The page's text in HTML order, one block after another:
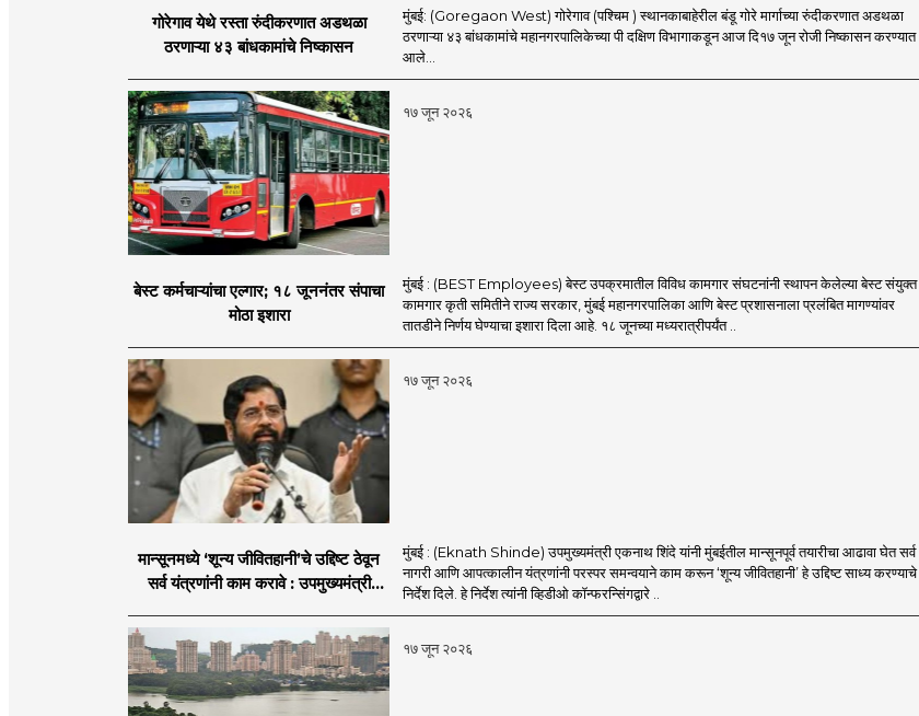
गोरेगाव येथे रस्ता रुंदीकरणात अडथळा
ठरणाऱ्या ४३ बांधकामांचे निष्कासन
मुंबई: (Goregaon West) गोरेगाव (पश्चिम ) स्थानकाबाहेरील बंडू गोरे मार्गाच्या रुंदीकरणात अडथळा
ठरणाऱ्या ४३ बांधकामांचे महानगरपालिकेच्या पी दक्षिण विभागाकडून आज दि१७ जून रोजी निष्कासन करण्यात
आले...
१७ जून २०२६
बेस्ट कर्मचाऱ्यांचा एल्गार; १८ जूननंतर संपाचा
मोठा इशारा
मुंबई : (BEST Employees) बेस्ट उपक्रमातील विविध कामगार संघटनांनी स्थापन केलेल्या बेस्ट संयुक्त
कामगार कृती समितीने राज्य सरकार, मुंबई महानगरपालिका आणि बेस्ट प्रशासनाला प्रलंबित मागण्यांवर
तातडीने निर्णय घेण्याचा इशारा दिला आहे. १८ जूनच्या मध्यरात्रीपर्यंत ..
१७ जून २०२६
मान्सूनमध्ये ‘शून्य जीवितहानी’चे उद्दिष्ट ठेवून
सर्व यंत्रणांनी काम करावे : उपमुख्यमंत्री
मुंबई : (Eknath Shinde) उपमुख्यमंत्री एकनाथ शिंदे यांनी मुंबईतील मान्सूनपूर्व तयारीचा आढावा घेत सर्व
नागरी आणि आपत्कालीन यंत्रणांनी परस्पर समन्वयाने काम करून ‘शून्य जीवितहानी’ हे उद्दिष्ट साध्य करण्याचे
निर्देश दिले. हे निर्देश त्यांनी व्हिडीओ कॉन्फरन्सिंगद्वारे ..
१७ जून २०२६